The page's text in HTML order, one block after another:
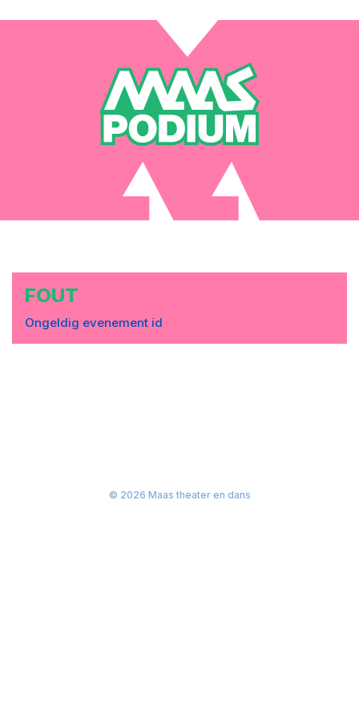
FOUT
Ongeldig evenement id
© 2026 Maas theater en dans